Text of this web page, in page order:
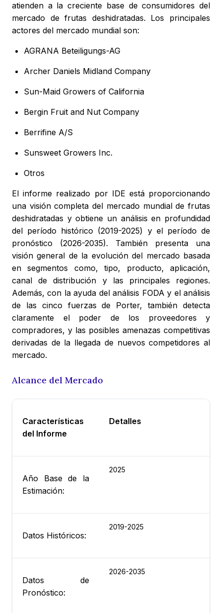
atienden a la creciente base de consumidores del
mercado de frutas deshidratadas. Los principales
actores del mercado mundial son:
AGRANA Beteiligungs-AG
Archer Daniels Midland Company
Sun-Maid Growers of California
Bergin Fruit and Nut Company
Berrifine A/S
Sunsweet Growers Inc.
Otros
El informe realizado por IDE está proporcionando
una visión completa del mercado mundial de frutas
deshidratadas y obtiene un análisis en profundidad
del período histórico (2019-2025) y el período de
pronóstico (2026-2035). También presenta una
visión general de la evolución del mercado basada
en segmentos como, tipo, producto, aplicación,
canal de distribución y las principales regiones.
Además, con la ayuda del análisis FODA y el análisis
de las cinco fuerzas de Porter, también detecta
claramente el poder de los proveedores y
compradores, y las posibles amenazas competitivas
derivadas de la llegada de nuevos competidores al
mercado.
Alcance del Mercado
Características
del Informe
Detalles
Año Base de la
Estimación:
2025
Datos Históricos:
2019-2025
Datos de
Pronóstico:
2026-2035